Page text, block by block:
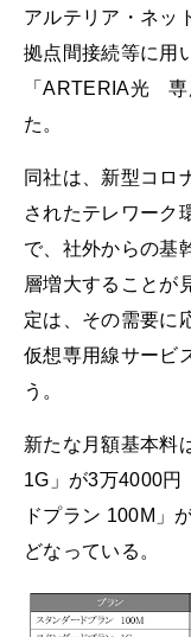
アルテリア・ネッ
拠点間接続等に用
「ARTERIA光 専
た。
同社は、新型コロ
されたテレワーク
で、社外からの基
層増大することが
定は、その需要に
仮想専用線サービ
う。
新たな月額基本料
1G」が3万4000円
ドプラン 100M」
どなっている。